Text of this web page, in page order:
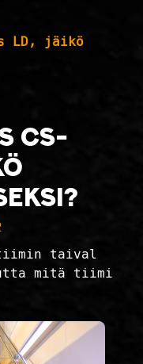
LD, jäikö
CS-
taival
mitä tiimi